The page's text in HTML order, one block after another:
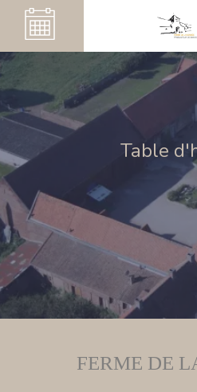
Table
FERME DE